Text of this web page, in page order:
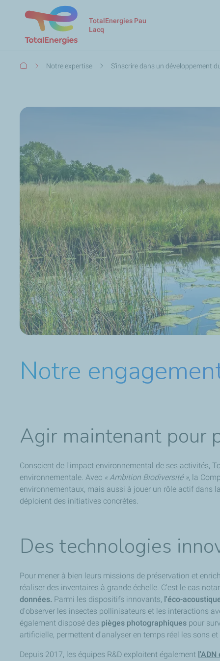
TotalEnergies Pau
Lacq
Fil
Notre expertise S’inscrire dans un développement
Notre
Agir maintenant pour
Conscient de l'impact environnemental de ses activités,
environnementale. Avec « Ambition Biodiversité », la
environnementaux, mais aussi à jouer un rôle actif dans
déploient des initiatives concrètes.
Des technologies
Pour mener à bien leurs missions de préservation et
réaliser des inventaires à grande échelle. C'est le cas
données. Parmi les dispositifs innovants, l'éco-
d'observer les insectes pollinisateurs et les interactions
également disposé des pièges photographiques pour
artificielle, permettent d'analyser en temps réel les sons
Depuis 2017, les équipes R&D exploitent également